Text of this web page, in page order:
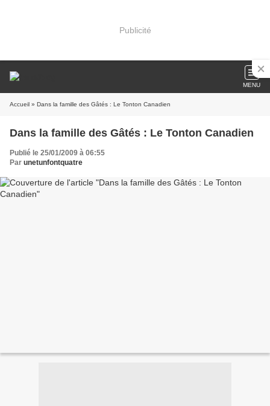
Publicité
MENU
Accueil » Dans la famille des Gâtés : Le Tonton Canadien
Dans la famille des Gâtés : Le Tonton Canadien
Publié le 25/01/2009 à 06:55
Par unetunfontquatre